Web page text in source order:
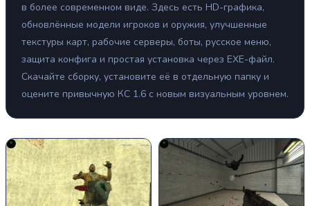
в более современном виде. Здесь есть HD-графика,
обновлённые модели игроков и оружия, улучшенные
текстуры карт, рабочие серверы, боты, русское меню,
защита конфига и простая установка через EXE-файл.
Скачайте сборку, установите её в отдельную папку и
оцените привычную КС 1.6 с новым визуальным уровнем.